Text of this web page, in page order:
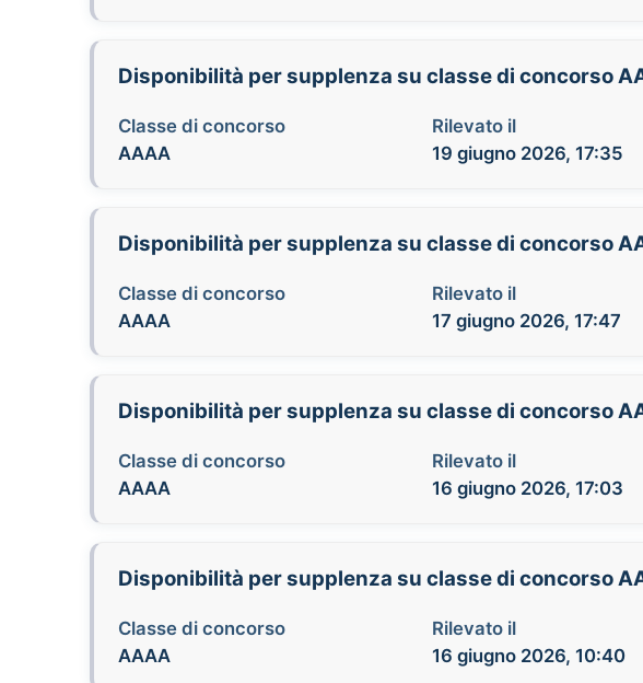
Disponibilità per supplenza su classe di concorso
Classe di concorso
AAAA
Rilevato il
19 giugno 2026, 17:35
Disponibilità per supplenza su classe di concorso
Classe di concorso
AAAA
Rilevato il
17 giugno 2026, 17:47
Disponibilità per supplenza su classe di concorso
Classe di concorso
AAAA
Rilevato il
16 giugno 2026, 17:03
Disponibilità per supplenza su classe di concorso
Classe di concorso
AAAA
Rilevato il
16 giugno 2026, 10:40